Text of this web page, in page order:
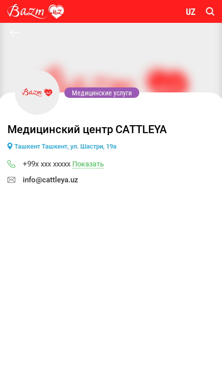
UZ
Медицинские услуги
Медицинский центр CATTLEYA
Ташкент Ташкент, ул. Шастри, 19а
+99x xxx xxxxx Показать
info@cattleya.uz